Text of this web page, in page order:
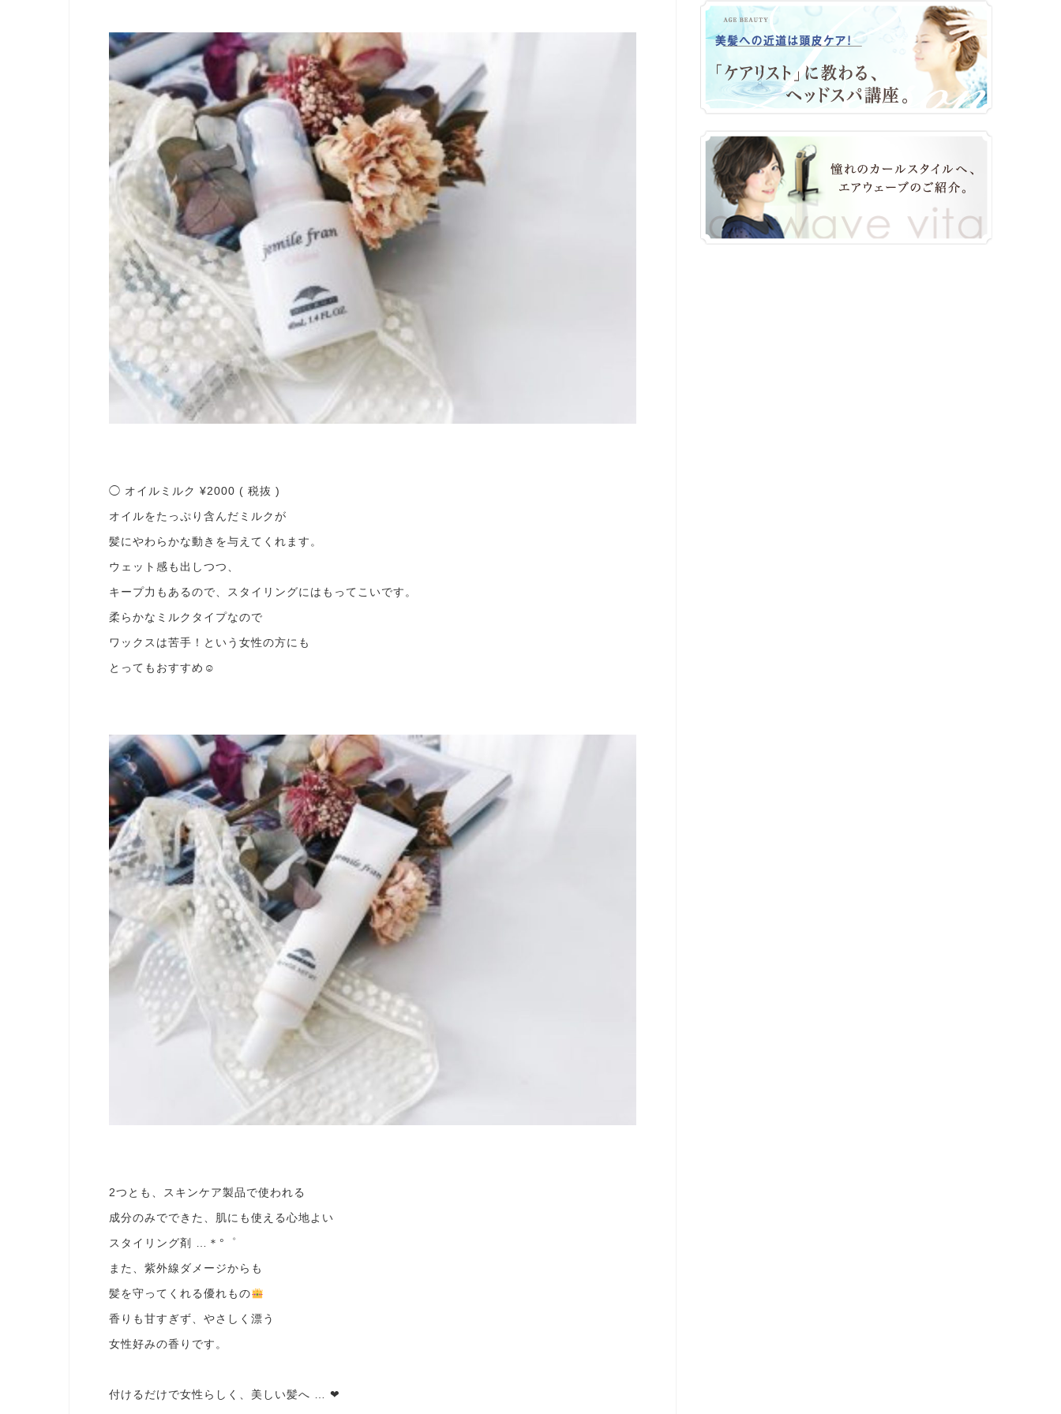
◯ オイルミルク ¥2000 ( 税抜 )
オイルをたっぷり含んだミルクが
髪にやわらかな動きを与えてくれます。
ウェット感も出しつつ、
キープ力もあるので、スタイリングにはもってこいです。
柔らかなミルクタイプなので
ワックスは苦手！という女性の方にも
とってもおすすめ☺︎
2つとも、スキンケア製品で使われる
成分のみでできた、肌にも使える心地よい
スタイリング剤 …＊°゜
また、紫外線ダメージからも
髪を守ってくれる優れもの
香りも甘すぎず、やさしく漂う
女性好みの香りです。
付けるだけで女性らしく、美しい髪へ … ❤︎